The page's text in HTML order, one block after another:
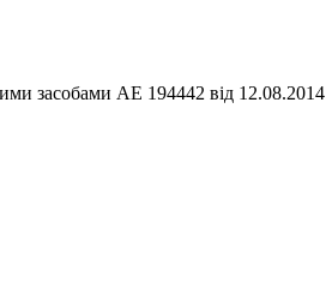
засобами АЕ 194442 від 12.08.2014